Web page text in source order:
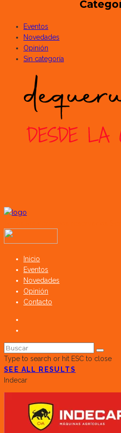
Eventos
Novedades
Opinión
Sin categoría
Inicio
Eventos
Novedades
Opinión
Contacto
Type to search or hit ESC to close
SEE ALL RESULTS
Indecar